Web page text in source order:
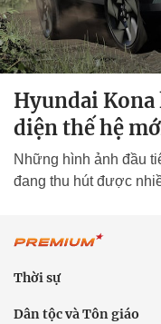
Hyundai
diện thế hệ
Những hình ảnh đầu
đang thu hút được
Thời sự
Dân tộc và Tôn giáo